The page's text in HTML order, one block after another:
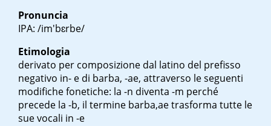
Pronuncia
IPA: /im'bɛrbe/
Etimologia
derivato per composizione dal latino del prefisso
negativo in- e di barba, -ae, attraverso le seguenti
modifiche fonetiche: la -n diventa -m perché
precede la -b, il termine barba,ae trasforma tutte le
sue vocali in -e